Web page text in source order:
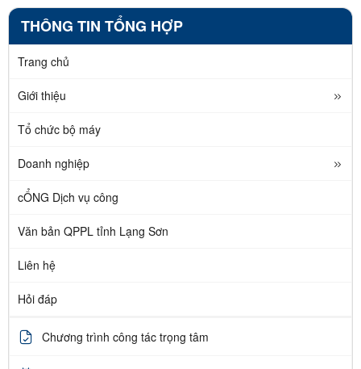
THÔNG TIN TỔNG HỢP
Trang chủ
Giới thiệu
Tổ chức bộ máy
Doanh nghiệp
cỔNG Dịch vụ công
Văn bản QPPL tỉnh Lạng Sơn
Liên hệ
Hỏi đáp
Chương trình công tác trọng tâm